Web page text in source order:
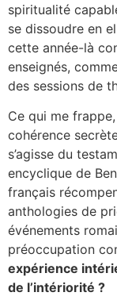
spiritualité
se dissoudre en
cette année-là
enseignés,
des sessions de
Ce qui me
cohérence
s’agisse du
encyclique de
français
anthologies de
événements
préoccupation
expérience
de l’intériorité ?